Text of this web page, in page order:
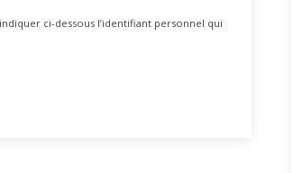
ci-dessous l’identifiant personnel qui